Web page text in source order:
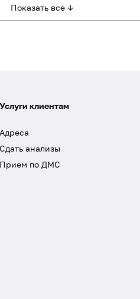
Показать все ↓
Услуги клиентам
Адреса
Сдать анализы
Прием по ДМС